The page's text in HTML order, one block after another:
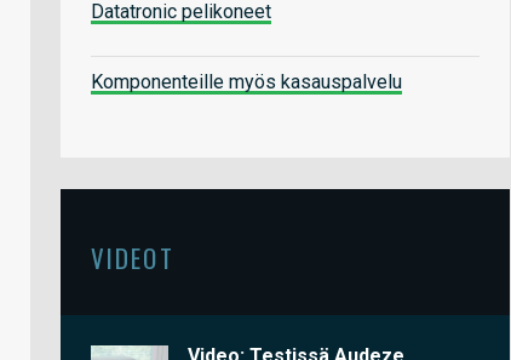
Datatronic pelikoneet
Komponenteille myös kasauspalvelu
VIDEOT